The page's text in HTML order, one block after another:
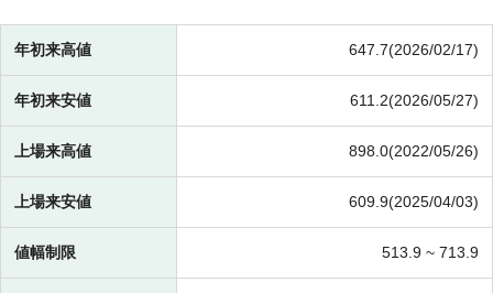
年初来高値 647.7(2026/02/17)
年初来安値 611.2(2026/05/27)
上場来高値 898.0(2022/05/26)
上場来安値 609.9(2025/04/03)
値幅制限 513.9 ~ 713.9